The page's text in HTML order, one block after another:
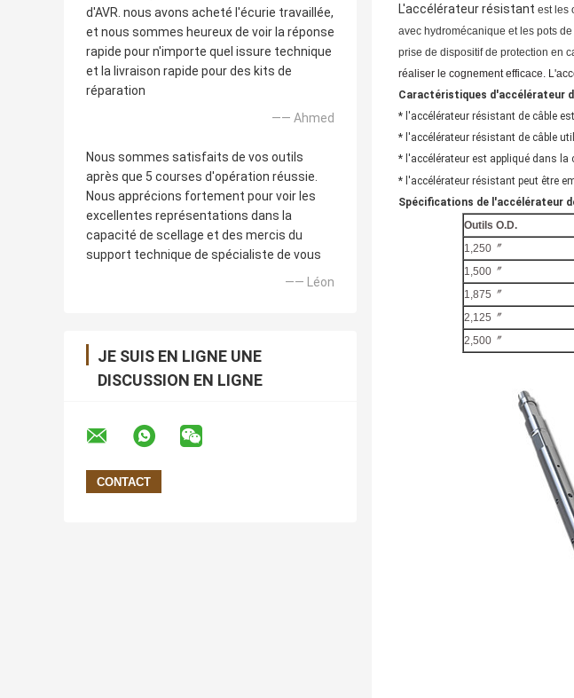
d'AVR. nous avons acheté l'écurie travaillée,
et nous sommes heureux de voir la réponse
rapide pour n'importe quel issure technique
et la livraison rapide pour des kits de
réparation
—— Ahmed
Nous sommes satisfaits de vos outils
après que 5 courses d'opération réussie.
Nous apprécions fortement pour voir les
excellentes représentations dans la
capacité de scellage et des mercis du
support technique de spécialiste de vous
—— Léon
JE SUIS EN LIGNE UNE
DISCUSSION EN LIGNE
L'accélérateur résistant est les
avec hydromécanique et les pots
prise de dispositif de protection en
réaliser le cognement efficace.
Caractéristiques d'accélérateur
* l'accélérateur résistant de câble
* l'accélérateur résistant de câble
* l'accélérateur est appliqué dans
* l'accélérateur résistant peut être
Spécifications de l'accélérateur
Outils O.D.
1,250〞
1,500〞
1,875〞
2,125〞
2,500〞